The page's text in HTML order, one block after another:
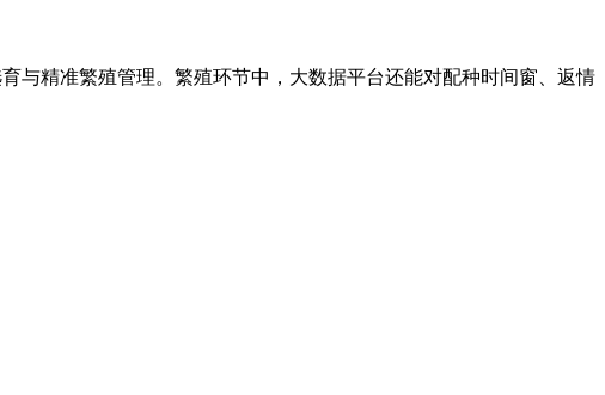
与精准繁殖管理。繁殖环节中，大数据平台还能对配种时间窗、返情